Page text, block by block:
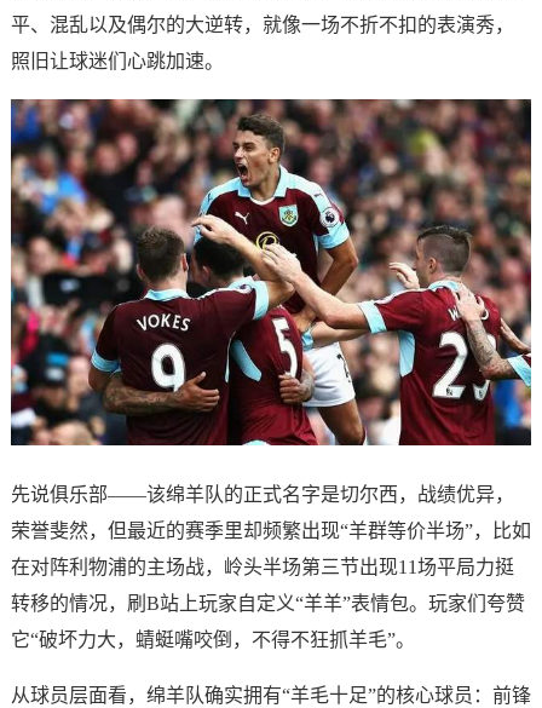
平、混乱以及偶尔的大逆转，就像一场不折不扣的表演秀，
照旧让球迷们心跳加速。
先说俱乐部——该绵羊队的正式名字是切尔西，战绩优异，
荣誉斐然，但最近的赛季里却频繁出现“羊群等价半场”，比如
在对阵利物浦的主场战，岭头半场第三节出现11场平局力挺
转移的情况，刷B站上玩家自定义“羊羊”表情包。玩家们夸赞
它“破坏力大，蜻蜓嘴咬倒，不得不狂抓羊毛”。
从球员层面看，绵羊队确实拥有“羊毛十足”的核心球员：前锋